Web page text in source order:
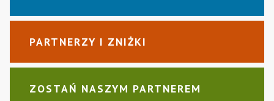
PARTNERZY I ZNIŻKI
ZOSTAŃ NASZYM PARTNEREM